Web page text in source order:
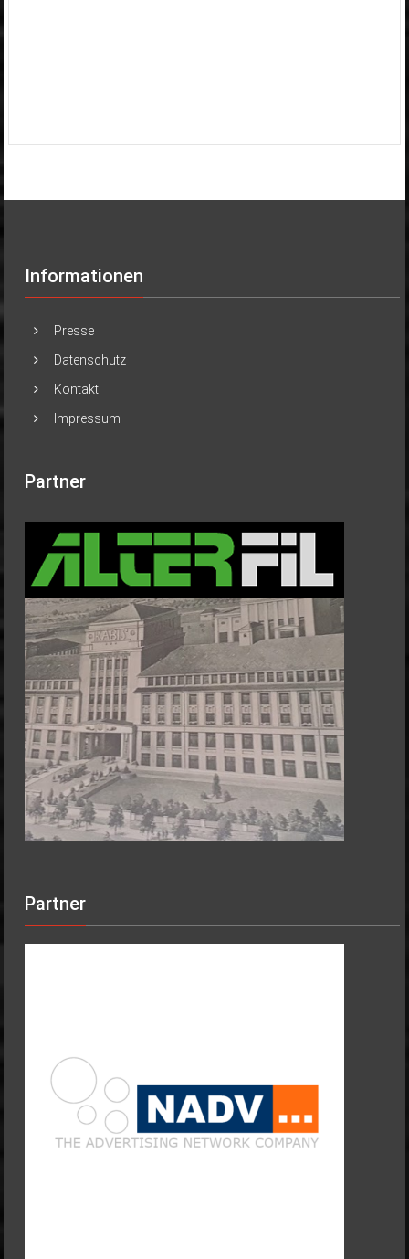
Informationen
Presse
Datenschutz
Kontakt
Impressum
Partner
Partner